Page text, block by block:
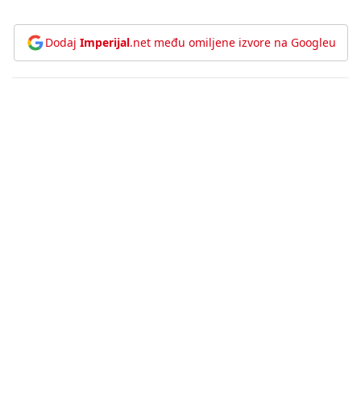
Dodaj Imperijal.net među omiljene izvore na Googleu